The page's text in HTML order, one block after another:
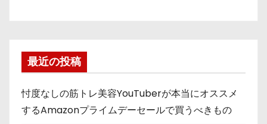
最近の投稿
忖度なしの筋トレ美容YouTuberが本当にオススメ
するAmazonプライムデーセールで買うべきもの